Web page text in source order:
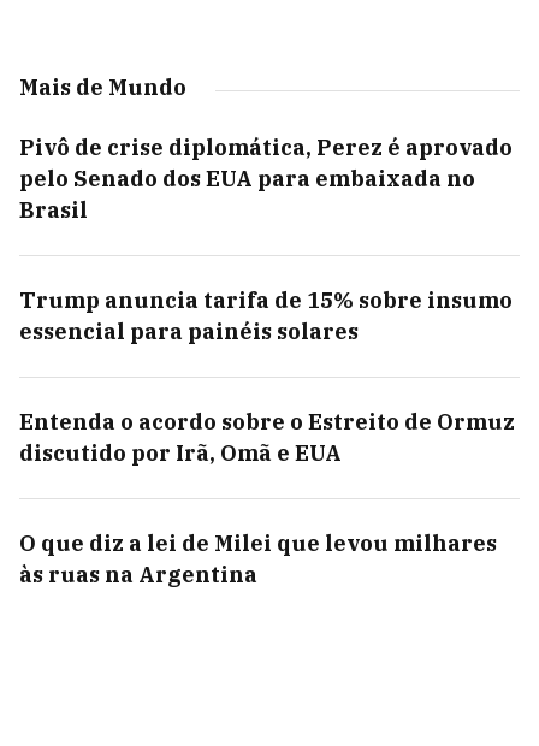
Mais de Mundo
Pivô de crise diplomática, Perez é aprovado
pelo Senado dos EUA para embaixada no
Brasil
Trump anuncia tarifa de 15% sobre insumo
essencial para painéis solares
Entenda o acordo sobre o Estreito de Ormuz
discutido por Irã, Omã e EUA
O que diz a lei de Milei que levou milhares
às ruas na Argentina